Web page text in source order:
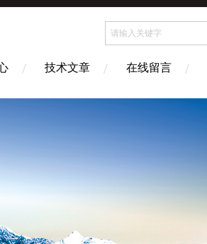
技术文章 在线留言